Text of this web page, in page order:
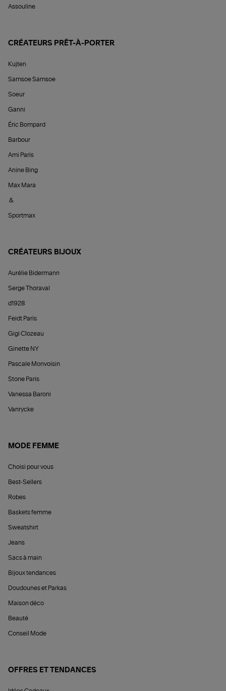
Assouline
CRÉATEURS PRÊT-À-PORTER
Kujten
Samsoe Samsoe
Soeur
Ganni
Éric Bompard
Barbour
Ami Paris
Anine Bing
Max Mara
&
Sportmax
CRÉATEURS BIJOUX
Aurélie Bidermann
Serge Thoraval
d1928
Feidt Paris
Gigi Clozeau
Ginette NY
Pascale Monvoisin
Stone Paris
Vanessa Baroni
Vanrycke
MODE FEMME
Choisi pour vous
Best-Sellers
Robes
Baskets femme
Sweatshirt
Jeans
Sacs à main
Bijoux tendances
Doudounes et Parkas
Maison déco
Beauté
Conseil Mode
OFFRES ET TENDANCES